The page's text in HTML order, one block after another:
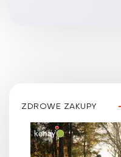
ZDROWE ZAKUPY